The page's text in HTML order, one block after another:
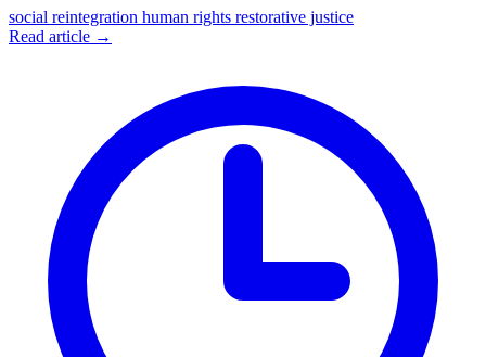
social reintegration human rights restorative justice
Read article →